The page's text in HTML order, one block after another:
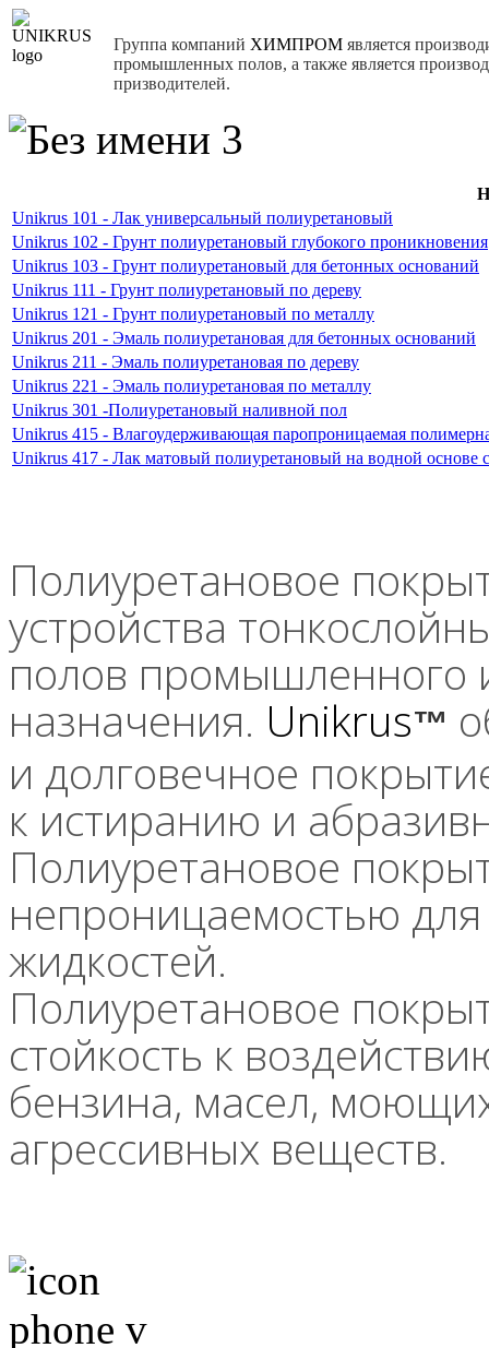
Группа компаний ХИМПРОМ является
промышленных полов, а также является
призводителей.
Unikrus 101 - Лак универсальный полиуретановый
Unikrus 102 - Грунт полиуретановый глубокого проникновения
Unikrus 103 - Грунт полиуретановый для бетонных оснований
Unikrus 111 - Грунт полиуретановый по дереву
Unikrus 121 - Грунт полиуретановый по металлу
Unikrus 201 - Эмаль полиуретановая для бетонных оснований
Unikrus 211 - Эмаль полиуретановая по дереву
Unikrus 221 - Эмаль полиуретановая по металлу
Unikrus 301 -Полиуретановый наливной пол
Unikrus 415 - Влагоудерживающая паропроницаемая
Unikrus 417 - Лак матовый полиуретановый на водной основе
Полиуретановое
устройства
полов промышленного
назначения. Unikrus™
и долговечное
к истиранию и
Полиуретановое
непроницаемостью
жидкостей.
Полиуретановое
стойкость к
бензина, масел,
агрессивных веществ.